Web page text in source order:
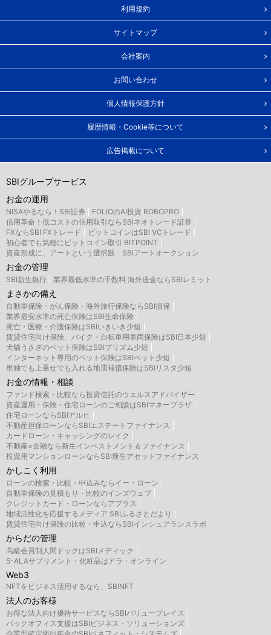
利用規約
サイトマップ
会社案内
お問い合わせ
個人情報保護方針
履歴情報・Cookie等について
広告掲載について
SBIグループサービス
お金の運用
NISAやるなら！SBI証券
FOLIOのAI投資 ROBOPRO
信用革命！低コストの信用取引ならSBIネオトレード証券
FXならSBI FXトレード
ビットコインはSBI VCトレード
初心者でも気軽にビットコイン取引 BITPOINT
資産形成に、アートという選択肢 SBIアートオークション
お金の管理
SBI新生銀行 業界最低水準の手数料 海外送金ならSBIレミット
まさかの備え
自動車保険・がん保険・海外旅行保険ならSBI損保
業界最安水準の死亡保険はSBI生命保険
死亡・医療・介護保険はSBIいきいき少短
賃貸住宅向け保険、バイク・自転車用車両保険はSBI日本少短
犬猫うさぎのペット保険はSBIプリズム少短
インターネット専用のペット保険はSBIペット少短
単独でも上乗せでも入れる地震補償保険はSBIリスタ少短
お金の情報・相談
ファンド検索・比較なら投資信託のウエルスアドバイザー
資産運用・保険・住宅ローンのご相談はSBIマネープラザ
住宅ローンならSBIアルヒ
不動産担保ローンならSBIエステートファイナンス
カードローン・キャッシングのレイク
不動産×金融なら新生インベストメント＆ファイナンス
投資用マンションローンならSBI新生アセットファイナンス
かしこく利用
ローンの検索・比較・申込みならイー・ローン
自動車保険の見積もり・比較のインズウェブ
クレジットカード・ローンならアプラス
地域活性化を応援するメディア SBIふるさとだより
賃貸住宅向け保険の比較・申込ならSBIインシュアランスラボ
からだの管理
高級会員制人間ドックはSBIメディック
5-ALAサプリメント・化粧品はアラ・オンライン
Web3
NFTをビジネス活用するなら、SBINFT
法人のお客様
お得な法人向け優待サービスならSBIバリュープレイス
バックオフィス支援はSBIビジネス・ソリューションズ